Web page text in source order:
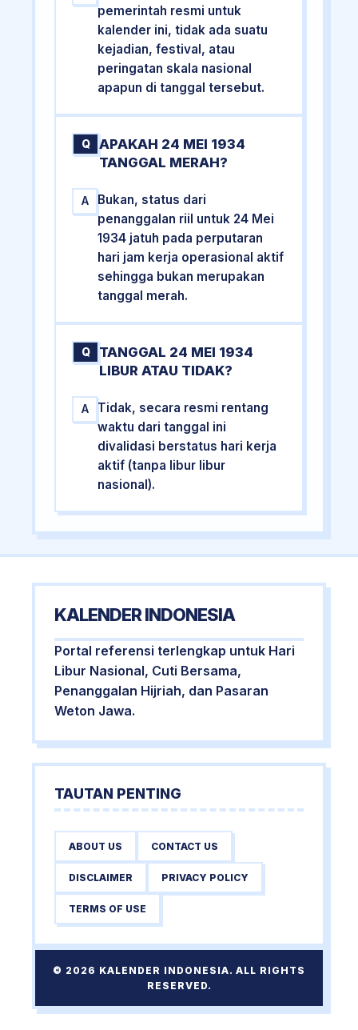
pemerintah resmi untuk
kalender ini, tidak ada suatu
kejadian, festival, atau
peringatan skala nasional
apapun di tanggal tersebut.
Q
APAKAH 24 MEI 1934
TANGGAL MERAH?
A
Bukan, status dari
penanggalan riil untuk 24 Mei
1934 jatuh pada perputaran
hari jam kerja operasional aktif
sehingga bukan merupakan
tanggal merah.
Q
TANGGAL 24 MEI 1934
LIBUR ATAU TIDAK?
A
Tidak, secara resmi rentang
waktu dari tanggal ini
divalidasi berstatus hari kerja
aktif (tanpa libur libur
nasional).
KALENDER INDONESIA
Portal referensi terlengkap untuk Hari
Libur Nasional, Cuti Bersama,
Penanggalan Hijriah, dan Pasaran
Weton Jawa.
TAUTAN PENTING
ABOUT US CONTACT US
DISCLAIMER PRIVACY POLICY
TERMS OF USE
© 2026 KALENDER INDONESIA. ALL RIGHTS
RESERVED.